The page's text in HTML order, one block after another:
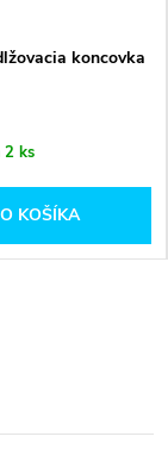
koncovka
2 ks
KOŠÍKA